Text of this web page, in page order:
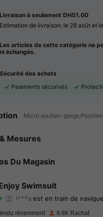
Livraison à seulement DH51.00
Estimation de livraison: le 28 août et
Les articles de cette catégorie ne
ni échangés.
Sécurité des achats
Paiements sécurisés
Micro soutien-
Mesures
Du Magasin
Swimsuit
l***aest en train de naviguer
4.73 Evaluation 135Articles
récemment 6.8K Rachat